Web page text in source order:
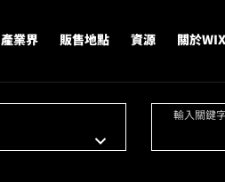
產業界 販售地點 資源 關於WIX
輸入關鍵